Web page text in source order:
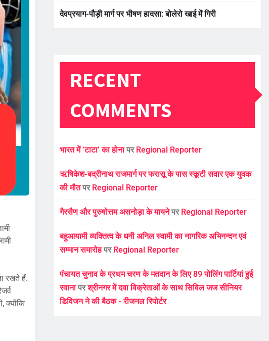
रखते हैं.
क्योंकि
देवप्रयाग-पौड़ी मार्ग पर भीषण हादसा: बोलेरो खाई में गिरी
RECENT
COMMENTS
भारत में ‘टाटा’ का होनापर Regional Reporter
ऋषिकेश-बद्रीनाथ राजमार्ग पर फरासू के पास स्कूटी सवार एक युवक
की मौतपर Regional Reporter
गैरसैण और पुरुषोत्तम असनोड़ा के मायनेपर Regional Reporter
बहुआयामी व्यक्तित्व के धनी अनिल स्वामी का नागरिक अभिनन्दन एवं
सम्मान समारोहपर Regional Reporter
पंचायत चुनाव के प्रथम चरण के मतदान के लिए 89 पोलिंग पार्टियां हुई
रवानापरश्रीनगर में दवा विक्रेताओं के साथ सिविल जज सीनियर
डिविजन ने की बैठक - रीजनल रिपोर्टर